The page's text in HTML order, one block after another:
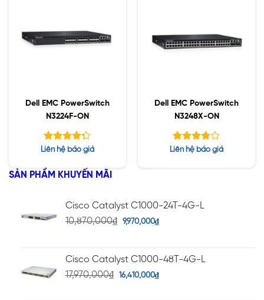
Dell EMC PowerSwitch
N3224F-ON
Được xếp
4.25
sao
Liên hệ báo giá
Dell EMC PowerSwitch
N3248X-ON
Được
Liên hệ báo giá
SẢN PHẨM KHUYẾN MÃI
Cisco Catalyst C1000-24T-4G-L
10,870,000₫ 9,970,000₫
Cisco Catalyst C1000-48T-4G-L
17,970,000₫ 16,410,000₫